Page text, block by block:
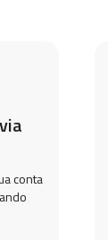
conta